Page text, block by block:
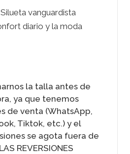
vanguardista
diario y la moda
la talla antes de
ya que tenemos
de venta (WhatsApp,
Tiktok, etc.) y el
se agota fuera de
REVERSIONES